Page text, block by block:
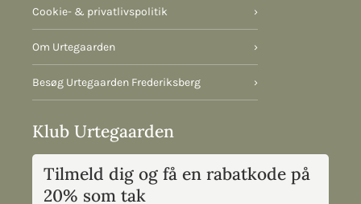
Cookie- & privatlivspolitik ›
Om Urtegaarden ›
Besøg Urtegaarden Frederiksberg ›
Klub Urtegaarden
Tilmeld dig og få en rabatkode på
20% som tak